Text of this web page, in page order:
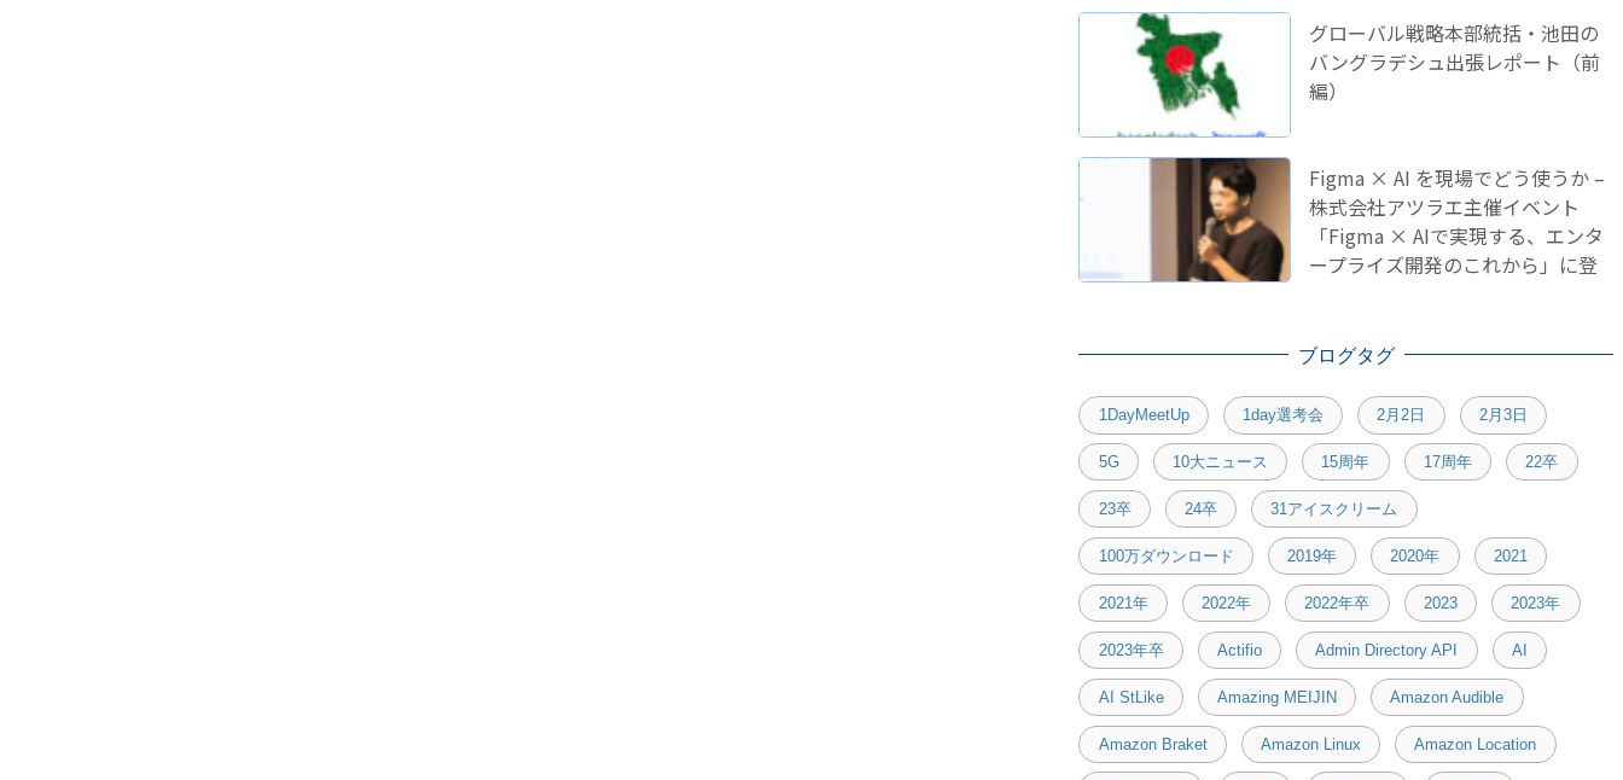
グローバル戦略本部統括・池田の
バングラデシュ出張レポート（前
編）
Figma × AI を現場でどう使うか –
株式会社アツラエ主催イベント
「Figma × AIで実現する、エンタ
ープライズ開発のこれから」に登
ブログタグ
1DayMeetUp 1day選考会 2月2日 2月3日
5G 10大ニュース 15周年 17周年 22卒
23卒 24卒 31アイスクリーム
100万ダウンロード 2019年 2020年 2021
2021年 2022年 2022年卒 2023 2023年
2023年卒 Actifio Admin Directory API AI
AI StLike Amazing MEIJIN Amazon Audible
Amazon Braket Amazon Linux Amazon Location